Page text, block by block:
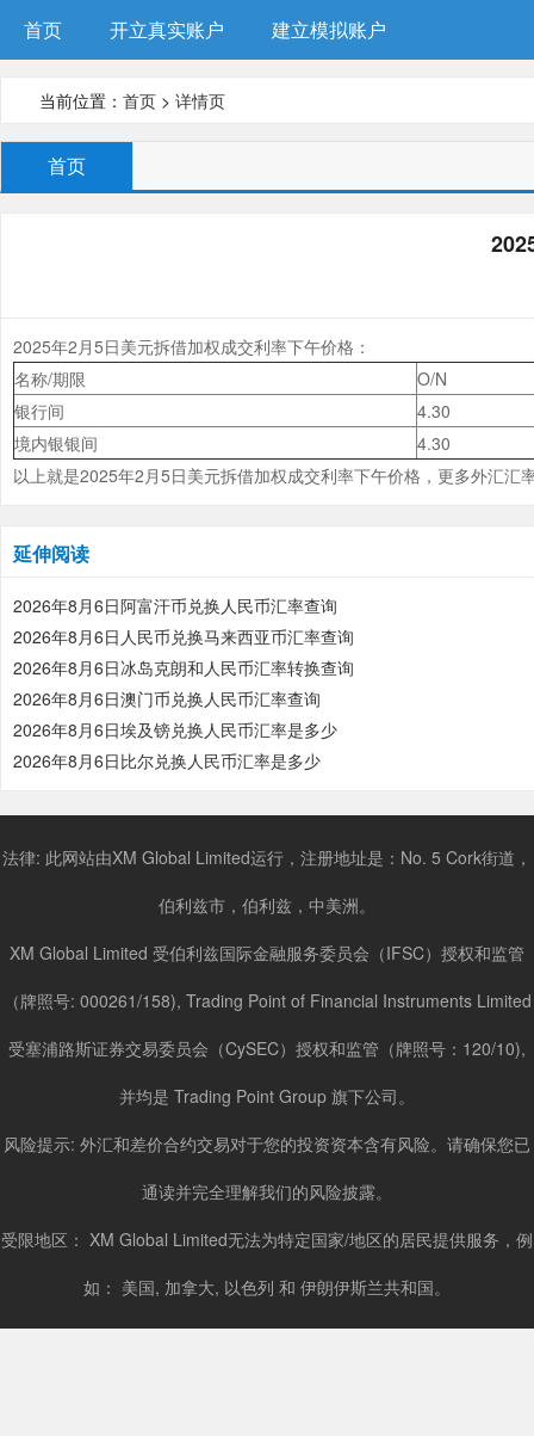
首页 开立真实账户 建立模拟账户
当前位置： 首页 > 详情页
首页
2025年2月5日美元拆借加权成交利率下午价格：
名称/期限
O/N
银行间
4.30
境内银银间
4.30
以上就是2025年2月5日美元拆借加权成交利率下午价格，更多外汇汇
延伸阅读
2026年8月6日阿富汗币兑换人民币汇率查询
2026年8月6日人民币兑换马来西亚币汇率查询
2026年8月6日冰岛克朗和人民币汇率转换查询
2026年8月6日澳门币兑换人民币汇率查询
2026年8月6日埃及镑兑换人民币汇率是多少
2026年8月6日比尔兑换人民币汇率是多少
法律: 此网站由XM Global Limited运行，注册地址是：No. 5 Cork街道，
伯利兹市，伯利兹，中美洲。
XM Global Limited 受伯利兹国际金融服务委员会（IFSC）授权和监管
（牌照号: 000261/158), Trading Point of Financial Instruments Limited
受塞浦路斯证券交易委员会（CySEC）授权和监管（牌照号：120/10),
并均是 Trading Point Group 旗下公司。
风险提示: 外汇和差价合约交易对于您的投资资本含有风险。请确保您已
通读并完全理解我们的风险披露。
受限地区： XM Global Limited无法为特定国家/地区的居民提供服务，例
如： 美国, 加拿大, 以色列 和 伊朗伊斯兰共和国。